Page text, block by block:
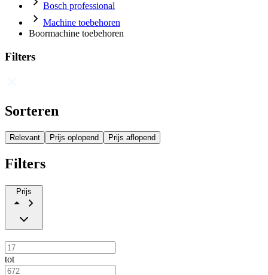
Bosch professional
Machine toebehoren
Boormachine toebehoren
Filters
Sorteren
Relevant Prijs oplopend Prijs aflopend
Filters
Prijs
tot